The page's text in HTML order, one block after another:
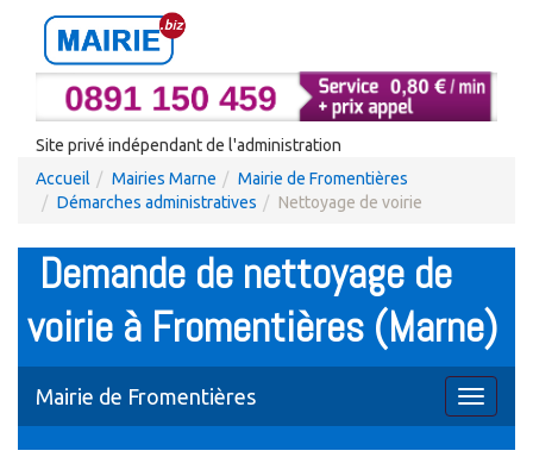
Site privé indépendant de l'administration
Accueil
Mairies Marne
Mairie de Fromentières
Démarches administratives
Nettoyage de voirie
Demande de nettoyage de
voirie à Fromentières (Marne)
Toggle
Mairie de Fromentières